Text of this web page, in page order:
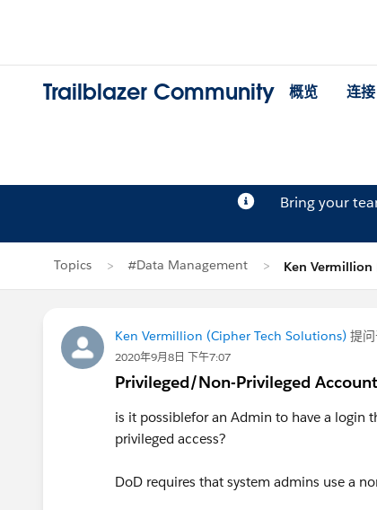
Trailblazer Community 概览 连接
Bring your
Topics #Data Management Ken Vermillion
Ken Vermillion (Cipher Tech Solutions) 提
2020年9月8日 下午7:07
Privileged/Non-Privileged
is it possiblefor an Admin to have a login
privileged access?
DoD requires that system admins use a